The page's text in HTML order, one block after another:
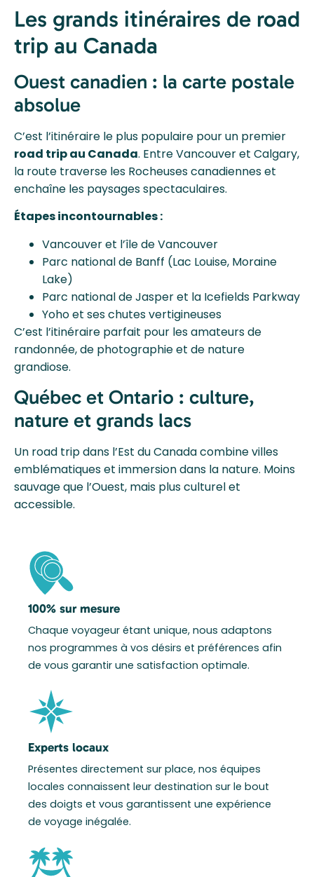
Les grands itinéraires de road
trip au Canada
Ouest canadien : la carte postale
absolue
C’est l’itinéraire le plus populaire pour un premier
road trip au Canada. Entre Vancouver et Calgary,
la route traverse les Rocheuses canadiennes et
enchaîne les paysages spectaculaires.
Étapes incontournables :
Vancouver et l’île de Vancouver
Parc national de Banff (Lac Louise, Moraine
Lake)
Parc national de Jasper et la Icefields Parkway
Yoho et ses chutes vertigineuses
C’est l’itinéraire parfait pour les amateurs de
randonnée, de photographie et de nature
grandiose.
Québec et Ontario : culture,
nature et grands lacs
Un road trip dans l’Est du Canada combine villes
emblématiques et immersion dans la nature. Moins
sauvage que l’Ouest, mais plus culturel et
accessible.
100% sur mesure
Chaque voyageur étant unique, nous adaptons
nos programmes à vos désirs et préférences afin
de vous garantir une satisfaction optimale.
Experts locaux
Présentes directement sur place, nos équipes
locales connaissent leur destination sur le bout
des doigts et vous garantissent une expérience
de voyage inégalée.